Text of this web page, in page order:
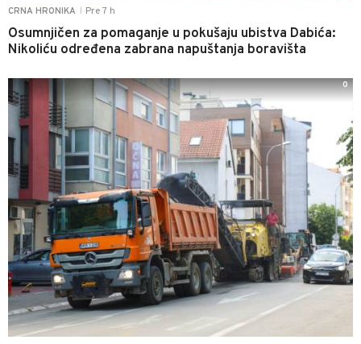
CRNA HRONIKA Pre 7 h
Osumnjičen za pomaganje u pokušaju ubistva Dabića:
Nikoliću određena zabrana napuštanja boravišta
0